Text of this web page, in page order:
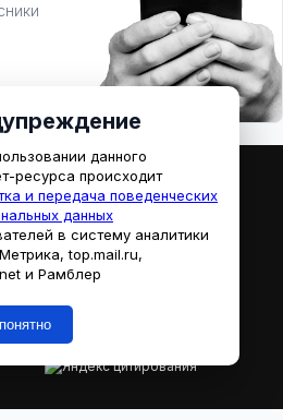
Кино
reklama@mediaryazan.ru
данного
ресурса происходит
и передача поведенческих
данных
в систему аналитики
top.mail.ru,
и Рамблер